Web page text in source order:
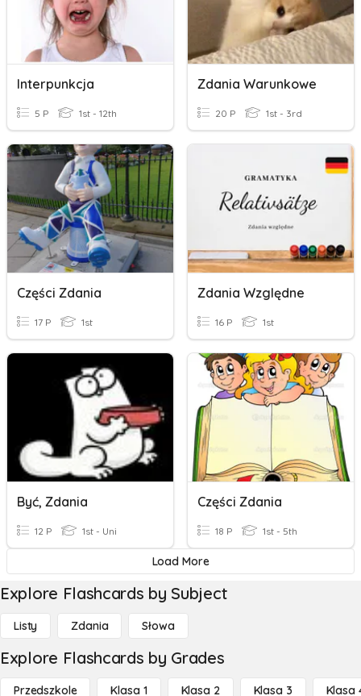
Interpunkcja
5 P 1st - 12th
Zdania Warunkowe
20 P 1st - 3rd
Części Zdania
17 P 1st
Zdania Względne
16 P 1st
Być, Zdania
12 P 1st - Uni
Części Zdania
18 P 1st - 5th
Load More
Explore Flashcards by Subject
Listy Zdania Słowa
Explore Flashcards by Grades
Przedszkole Klasa 1 Klasa 2 Klasa 3 Klasa